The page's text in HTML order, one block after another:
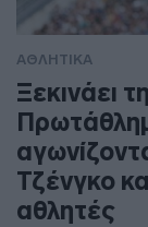
ΑΘΛΗΤΙΚΑ
Ξεκινάει
Τζένγκο
αθλητές